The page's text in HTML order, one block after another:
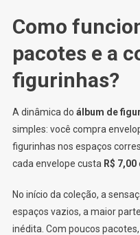
Como
pacotes e a
figurinhas?
A dinâmica do álbum de
simples: você compra
figurinhas nos espaços
cada envelope custa R$ 7,00
No início da coleção, a
espaços vazios, a maior
inédita. Com poucos